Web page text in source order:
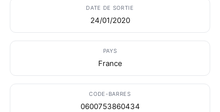
DATE DE SORTIE
24/01/2020
PAYS
France
CODE-BARRES
0600753860434